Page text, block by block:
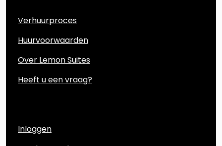
Verhuurproces
Huurvoorwaarden
Over Lemon Suites
Heeft u een vraag?
Inloggen